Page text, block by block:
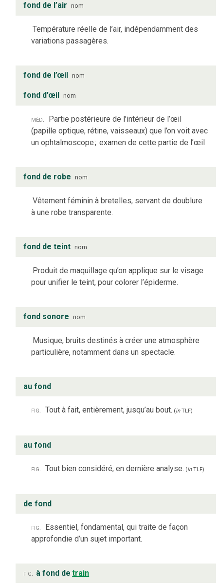
fond de l’air nom
Température réelle de l’air, indépendamment des
variations passagères.
fond de l’œil nom
fond d’œil nom
méd. Partie postérieure de l’intérieur de l’œil
(papille optique, rétine, vaisseaux) que l’on voit avec
un ophtalmoscope; examen de cette partie de l’œil
fond de robe nom
Vêtement féminin à bretelles, servant de doublure
à une robe transparente.
fond de teint nom
Produit de maquillage qu’on applique sur le visage
pour unifier le teint, pour colorer l’épiderme.
fond sonore nom
Musique, bruits destinés à créer une atmosphère
particulière, notamment dans un spectacle.
au fond
fig. Tout à fait, entièrement, jusqu’au bout. (inTLF)
au fond
fig. Tout bien considéré, en dernière analyse. (inTLF)
de fond
fig. Essentiel, fondamental, qui traite de façon
approfondie d’un sujet important.
fig. à fond de train